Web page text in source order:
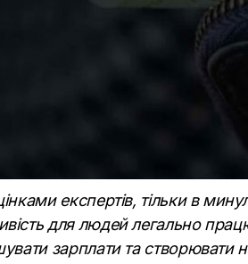
експертів, тільки в
для людей легально
зарплати та створювати